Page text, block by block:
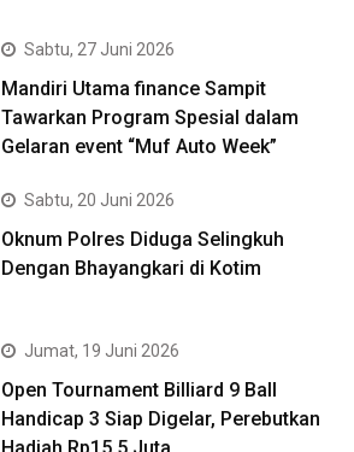
Sabtu, 27 Juni 2026
Mandiri Utama finance Sampit
Tawarkan Program Spesial dalam
Gelaran event “Muf Auto Week”
Sabtu, 20 Juni 2026
Oknum Polres Diduga Selingkuh
Dengan Bhayangkari di Kotim
Jumat, 19 Juni 2026
Open Tournament Billiard 9 Ball
Handicap 3 Siap Digelar, Perebutkan